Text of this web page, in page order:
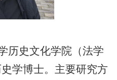
历史文化学院（法学
学博士。主要研究方